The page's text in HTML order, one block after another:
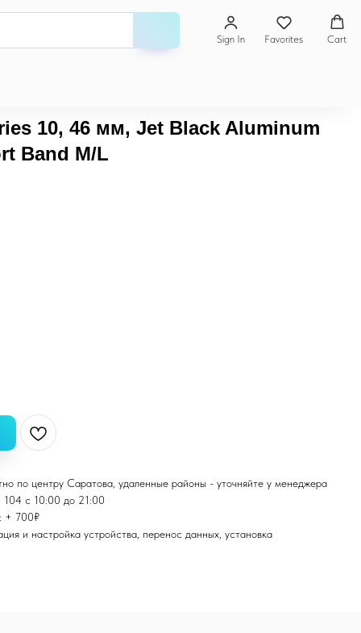
Sign In Favorites Cart
10, 46 мм, Jet Black Aluminum
Band M/L
по центру Саратова, удаленные районы - уточняйте у менеджера
104 с 10:00 до 21:00
+ 700₽
и настройка устройства, перенос данных, установка